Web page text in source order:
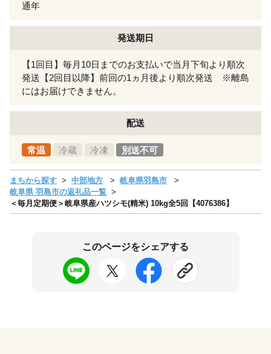
通年
発送期日
【1回目】毎月10日までのお支払いで当月下旬より順次
発送【2回目以降】前回の1ヵ月後より順次発送 ※離島
にはお届けできません。
配送
常温 冷蔵 冷凍 別送不可
まちから探す 中部地方
岐阜県羽島市
岐阜県 羽島市の返礼品一覧
＜毎月定期便＞岐阜県産ハツシモ(精米) 10kg全5回【4076386】
このページをシェアする